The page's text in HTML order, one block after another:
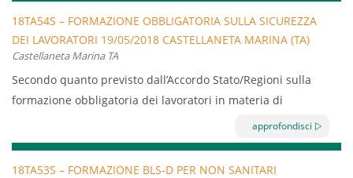
nell’esercizio stesso, destinato, anche temporaneamente, a
venire in contatto diretto o indiretto con le sostanze
alimentari.
18TA54S – FORMAZIONE OBBLIGATORIA SULLA SICUREZZA
DEI LAVORATORI 19/05/2018 CASTELLANETA MARINA (TA)
Castellaneta Marina TA
Secondo quanto previsto dall’Accordo Stato/Regioni sulla
formazione obbligatoria dei lavoratori in materia di
sicurezza e salute sul lavoro, viene sancito l’obbligo di
sottoporre a formazione tutti i lavoratori.
Il corso, che prevede 8 ore divise in 4 ore di formazione
approfondisci
18TA53S – FORMAZIONE BLS-D PER NON SANITARI